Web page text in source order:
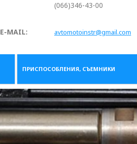
(066)346-43-00
E-MAIL: avtomotoinstr@gmail.com
ПРИСПОСОБЛЕНИЯ, СЪЕМНИКИ